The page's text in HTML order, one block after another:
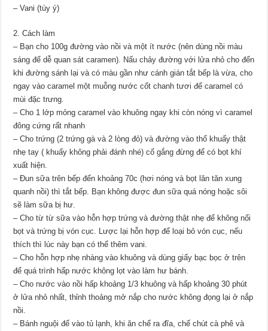
– Vani (tùy ý)
2. Cách làm
– Bạn cho 100g đường vào nồi và một ít nước (nên dùng nồi màu
sáng để dễ quan sát caramen). Nấu chảy đường với lửa nhỏ cho đến
khi đường sánh lại và có màu gần như cánh gián tắt bếp là vừa, cho
ngay vào caramel một muỗng nước cốt chanh tươi để caramel có
mùi đặc trưng.
– Cho 1 lớp mỏng caramel vào khuông ngay khi còn nóng vì caramel
đông cứng rất nhanh
– Cho trứng (2 trứng gà và 2 lòng đỏ) và đường vào thố khuấy thật
nhẹ tay ( khuấy không phải đánh nhé) cố gắng đừng để có bọt khí
xuất hiện.
– Đun sữa trên bếp đến khoảng 70c (hơi nóng và bọt lăn tăn xung
quanh nồi) thì tắt bếp. Bạn không được đun sữa quá nóng hoặc sôi
sẽ làm sữa bị hư.
– Cho từ từ sữa vào hỗn hợp trứng và đường thật nhẹ để không nổi
bọt và trứng bị vón cục. Lược lại hỗn hợp để loại bỏ vón cục, nếu
thích thì lúc này bạn có thể thêm vani.
– Cho hỗn hợp nhẹ nhàng vào khuông và dùng giấy bạc bọc ở trên
để quá trình hấp nước không lọt vào làm hư bánh.
– Cho nước vào nồi hấp khoảng 1/3 khuông và hấp khoảng 30 phút
ở lửa nhỏ nhất, thỉnh thoảng mở nắp cho nước không đọng lại ở nắp
nồi.
– Bánh nguội để vào tủ lạnh, khi ăn chế ra đĩa, chế chút cà phê và